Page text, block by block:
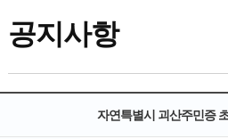
공지사항
자연특별시 괴산주민증